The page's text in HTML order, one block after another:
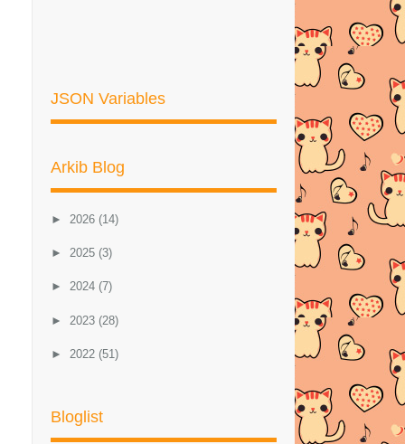
JSON Variables
Arkib Blog
► 2026 (14)
► 2025 (3)
► 2024 (7)
► 2023 (28)
► 2022 (51)
►2020(57)
Bloglist